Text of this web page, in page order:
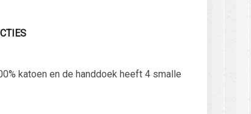
katoen en de handdoek heeft 4 smalle